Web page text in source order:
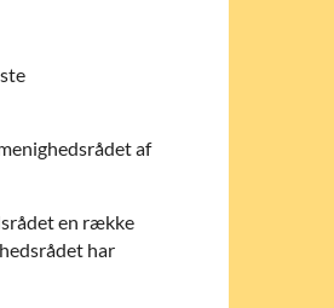
af
en række
har